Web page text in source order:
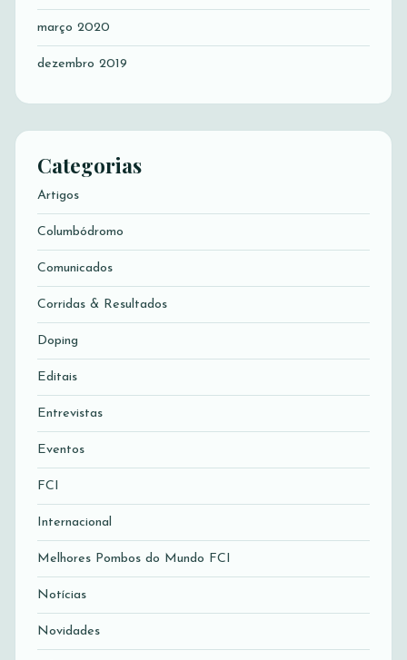
março 2020
dezembro 2019
Categorias
Artigos
Columbódromo
Comunicados
Corridas & Resultados
Doping
Editais
Entrevistas
Eventos
FCI
Internacional
Melhores Pombos do Mundo FCI
Notícias
Novidades